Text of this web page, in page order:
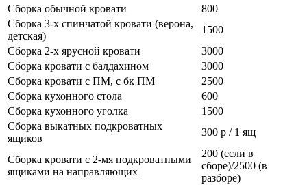
Сборка обычной кровати
800
Сборка 3-х спинчатой кровати (верона,
детская)
1500
Сборка 2-х ярусной кровати
3000
Сборка кровати с балдахином
3000
Сборка кровати с ПМ, с бк ПМ
2500
Сборка кухонного стола
600
Сборка кухонного уголка
1500
Сборка выкатных подкроватных
ящиков
300 р / 1 ящ
Сборка кровати с 2-мя подкроватными
ящиками на направляющих
200 (если в
сборе)/2500 (в
разборе)